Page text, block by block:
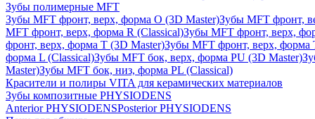
Зубы полимерные MFT
Зубы MFT фронт, верх, форма O (3D Master)Зубы MFT фронт,
MFT фронт, верх, форма R (Classical)Зубы MFT фронт, верх,
фронт, верх, форма T (3D Master)Зубы MFT фронт, верх, форма
форма L (Classical)Зубы MFT бок, верх, форма PU (3D Master)
Master)Зубы MFT бок, низ, форма PL (Classical)
Красители и полиры VITA для керамических материалов
Зубы композитные PHYSIODENS
Anterior PHYSIODENSPosterior PHYSIODENS